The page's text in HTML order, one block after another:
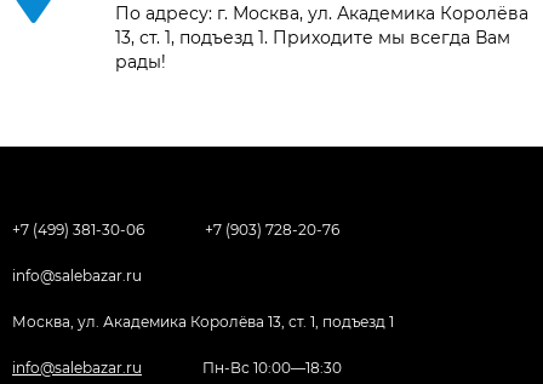
По адресу: г. Москва, ул. Академика Королёва
13, ст. 1, подъезд 1. Приходите мы всегда Вам
рады!
+7 (499) 381-30-06 +7 (903) 728-20-76
info@salebazar.ru
Москва, ул. Академика Королёва 13, ст. 1, подъезд 1
info@salebazar.ru Пн-Вс 10:00—18:30